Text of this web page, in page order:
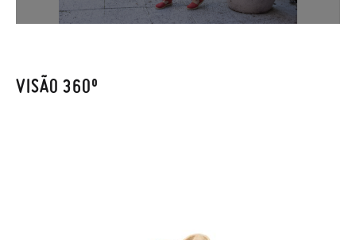
se-á de tudo: enviar-lhe-emos outro tamanho e recolheremos
também será gratuita. Não tem que se preocupar com nada.
VISÃO 360º